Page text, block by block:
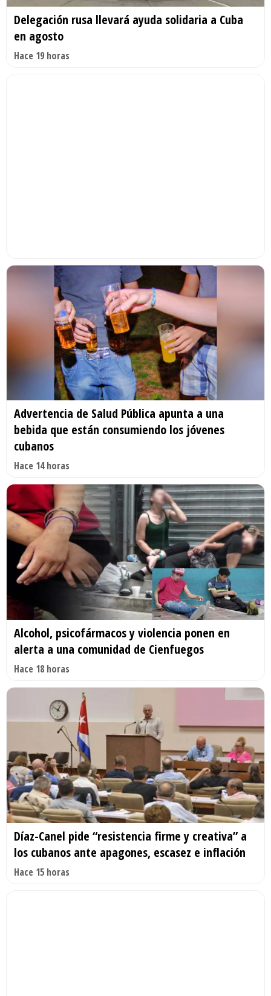
Delegación rusa llevará ayuda solidaria a Cuba
en agosto
Hace 19 horas
Advertencia de Salud Pública apunta a una
bebida que están consumiendo los jóvenes
cubanos
Hace 14 horas
Alcohol, psicofármacos y violencia ponen en
alerta a una comunidad de Cienfuegos
Hace 18 horas
Díaz-Canel pide “resistencia firme y creativa” a
los cubanos ante apagones, escasez e inflación
Hace 15 horas